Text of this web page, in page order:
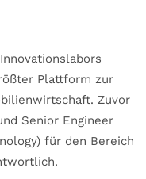
Plattform zur
Zuvor
Senior Engineer
für den Bereich